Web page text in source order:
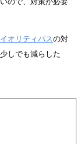
オリティパスの対
しでも減らした